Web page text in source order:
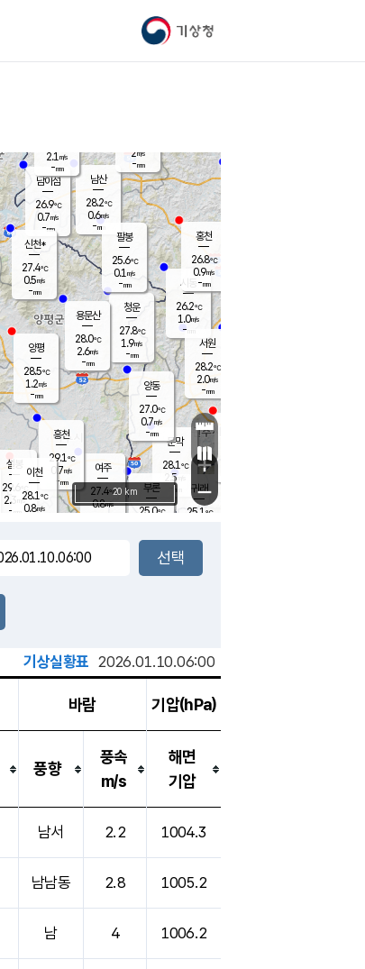
기상청
문막
28.1℃
2.5m/s
mm
남이섬
26.9℃
0.7m/s
-mm
부론
25.0℃
남산
28.2℃
0.6m/s
-mm
청운
27.8℃
1.9m/s
-mm
팔봉
25.6℃
0.1 m/s
-mm
여주
27.4℃
0.8m/s
양동
27.0℃
0.7m/s
-mm
장호원
2.1 m/s
-mm
신천*
27.4℃
0.5m/s
-mm
흥천
29.1℃
0.7m/s
-mm
설봉
29.6
2.3 m/s
- mm
시동
26.2℃
1.0m/s
- mm
귀래
25.1 ℃
서원
28.2℃
2.0m/s
-mm
용문산
28.0℃
2.6m/s
-mm
홍천
26.8℃
0.9m/s
-mm
이천
28.1℃
0.8m/s
양평
28.5℃
1.2m/s
-mm
2m/s
-mm
+
−
20 km
기상실황표 2026.01.10.06:00
바람 기압(hPa)
풍향
풍속
m/s
해면
기압
남서 2.2 1004.3
남남동 2.8 1005.2
남 4 1006.2